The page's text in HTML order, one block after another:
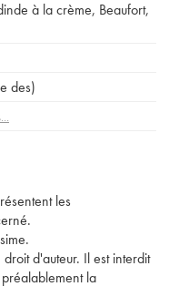
à la crème, Beaufort,
des)
les
d'auteur. Il est interdit
la